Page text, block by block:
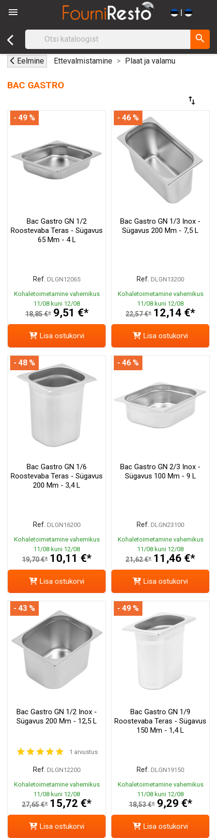
 |
search
Eelmine Ettevalmistamine Plaat ja valamu
BAC GASTRO
swap_vert
Bac Gastro GN 1/2
Roostevaba Teras - Sügavus
65 Mm - 4 L
Ref. DLGN12065
Kohaletoimetamine vahemikus
11/08 kuni 12/08
18,85 €* 9,51 €*
- 49 %
Lisa ostukorvi
Bac Gastro GN 1/3 Inox -
Sügavus 200 Mm - 7,5 L
Ref. DLGN13200
Kohaletoimetamine vahemikus
11/08 kuni 12/08
22,57 €* 12,14 €*
- 46 %
Lisa ostukorvi
Bac Gastro GN 1/6
Roostevaba Teras - Sügavus
200 Mm - 3,4 L
Ref. DLGN16200
Kohaletoimetamine vahemikus
11/08 kuni 12/08
19,70 €* 10,11 €*
- 48 %
Lisa ostukorvi
Bac Gastro GN 2/3 Inox -
Sügavus 100 Mm - 9 L
Ref. DLGN23100
Kohaletoimetamine vahemikus
11/08 kuni 12/08
21,62 €* 11,46 €*
- 46 %
Lisa ostukorvi
Bac Gastro GN 1/2 Inox -
Sügavus 200 Mm - 12,5 L
1 arvustus
Ref. DLGN12200
Kohaletoimetamine vahemikus
11/08 kuni 12/08
27,65 €* 15,72 €*
- 43 %
Lisa ostukorvi
Bac Gastro GN 1/9
Roostevaba Teras - Sügavus
150 Mm - 1,4 L
Ref. DLGN19150
Kohaletoimetamine vahemikus
11/08 kuni 12/08
18,53 €* 9,29 €*
- 49 %
Lisa ostukorvi